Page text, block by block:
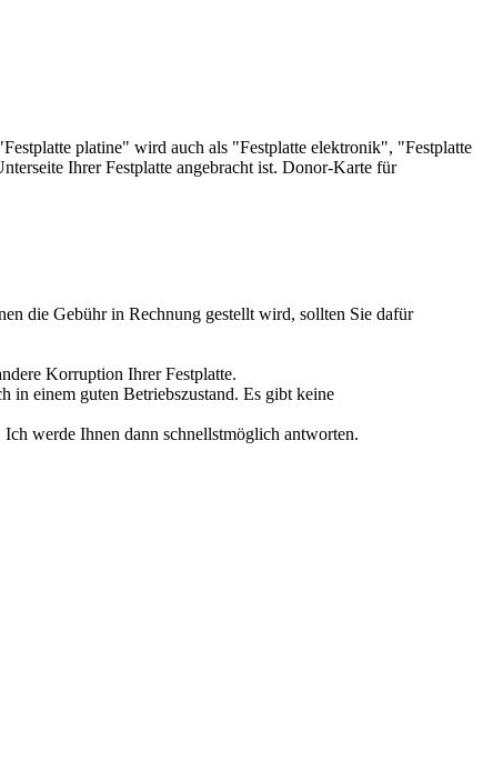
platine" wird auch als "Festplatte elektronik", "Festplatte
Ihrer Festplatte angebracht ist. Donor-Karte für
die Gebühr in Rechnung gestellt wird, sollten Sie dafür
Korruption Ihrer Festplatte.
in einem guten Betriebszustand. Es gibt keine
werde Ihnen dann schnellstmöglich antworten.